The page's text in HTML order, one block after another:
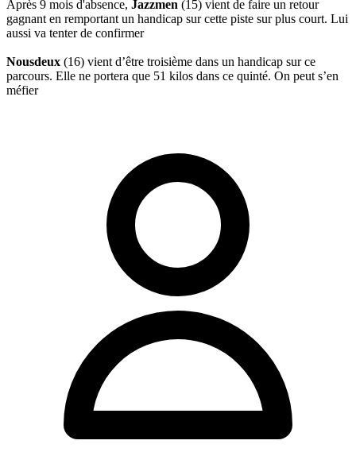
Après 9 mois d'absence, Jazzmen (15) vient de faire un retour
gagnant en remportant un handicap sur cette piste sur plus court. Lui
aussi va tenter de confirmer
Nousdeux (16) vient d’être troisième dans un handicap sur ce
parcours. Elle ne portera que 51 kilos dans ce quinté. On peut s’en
méfier